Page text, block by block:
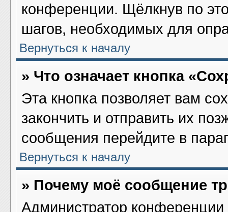
конференции. Щёлкнув по
шагов, необходимых для
Вернуться к началу
» Что означает кнопка
Эта кнопка позволяет вам
закончить и отправить их
сообщения перейдите в
Вернуться к началу
» Почему моё сообщение
Администратор